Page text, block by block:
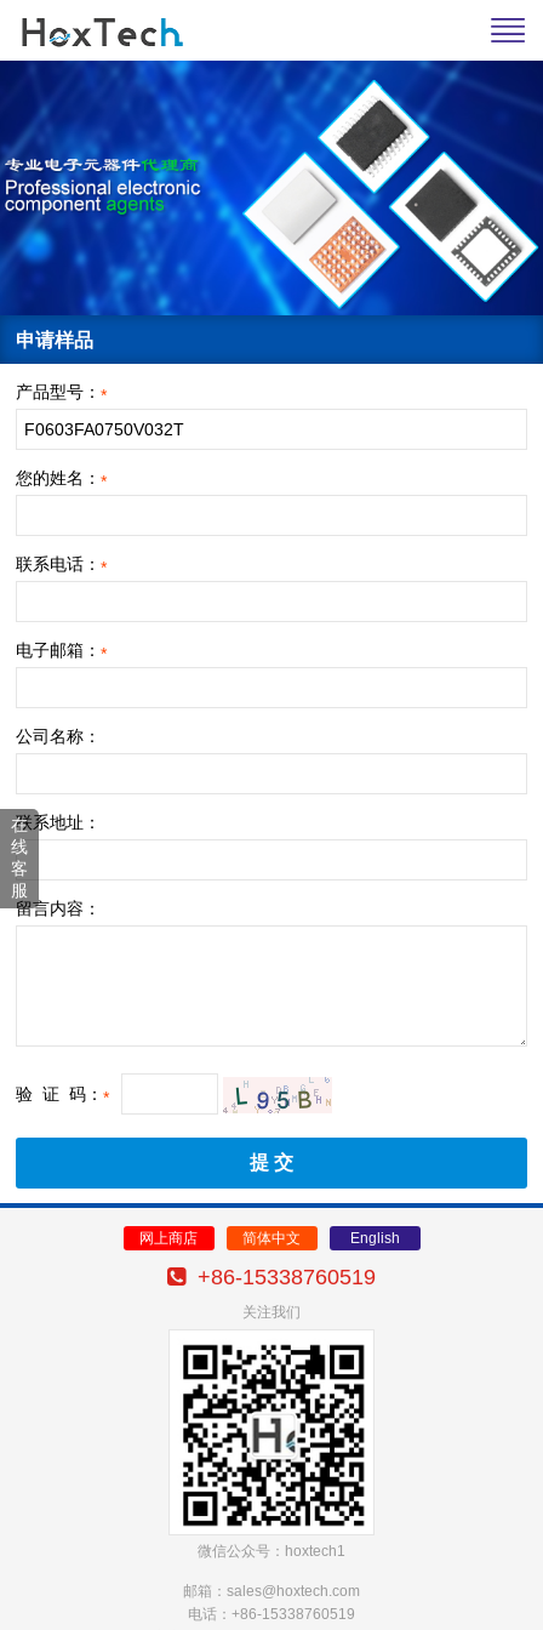
申请样品
产品型号：*
您的姓名：*
联系电话：*
电子邮箱：*
公司名称：
联系地址：
留言内容：
验 证 码：*
网上商店 简体中文 English
+86-15338760519
关注我们
微信公众号：hoxtech1
邮箱：sales@hoxtech.com
电话：+86-15338760519
在
线
客
服